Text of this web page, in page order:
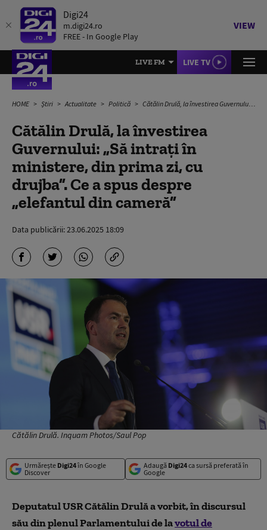
Digi24
m.digi24.ro
FREE - In Google Play
VIEW
LIVE FM LIVE TV
HOME Știri Actualitate Politică Cătălin Drulă, la învestirea Guvernului: „Să intrați în ministere, din prima zi, cu drujba”. Ce a spus despre „elefantul din cameră”
Cătălin Drulă, la învestirea
Guvernului: „Să intrați în
ministere, din prima zi, cu
drujba”. Ce a spus despre
„elefantul din cameră”
Data publicării:23.06.2025 18:09
Cătălin Drulă. Inquam Photos/Saul Pop
Urmărește Digi24în Google
Discover
Adaugă Digi24ca sursă preferată în
Google
Deputatul USR Cătălin Drulă a vorbit, în discursul
său din plenul Parlamentului de lavotul de